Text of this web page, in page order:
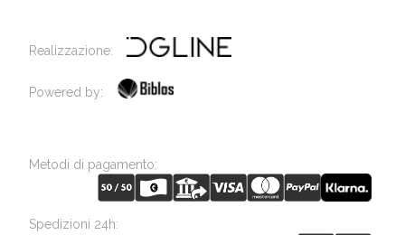
Realizzazione:
Powered by:
Metodi di pagamento:
Spedizioni 24h: